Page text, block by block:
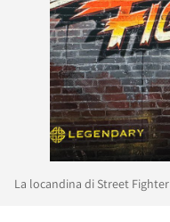
La locandina di Street Fighter